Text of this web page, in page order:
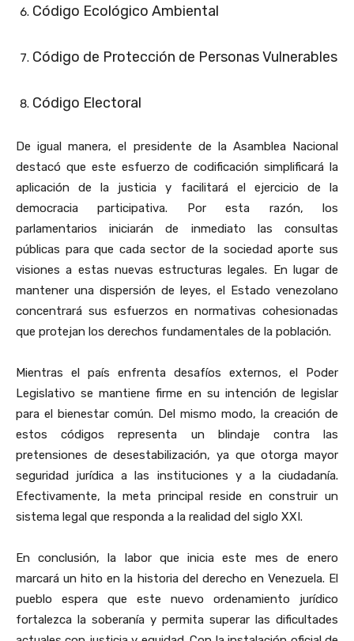
Código Ecológico Ambiental
Código de Protección de Personas Vulnerables
Código Electoral
De igual manera, el presidente de la Asamblea Nacional
destacó que este esfuerzo de codificación simplificará la
aplicación de la justicia y facilitará el ejercicio de la
democracia participativa. Por esta razón, los
parlamentarios iniciarán de inmediato las consultas
públicas para que cada sector de la sociedad aporte sus
visiones a estas nuevas estructuras legales. En lugar de
mantener una dispersión de leyes, el Estado venezolano
concentrará sus esfuerzos en normativas cohesionadas
que protejan los derechos fundamentales de la población.
Mientras el país enfrenta desafíos externos, el Poder
Legislativo se mantiene firme en su intención de legislar
para el bienestar común. Del mismo modo, la creación de
estos códigos representa un blindaje contra las
pretensiones de desestabilización, ya que otorga mayor
seguridad jurídica a las instituciones y a la ciudadanía.
Efectivamente, la meta principal reside en construir un
sistema legal que responda a la realidad del siglo XXI.
En conclusión, la labor que inicia este mes de enero
marcará un hito en la historia del derecho en Venezuela. El
pueblo espera que este nuevo ordenamiento jurídico
fortalezca la soberanía y permita superar las dificultades